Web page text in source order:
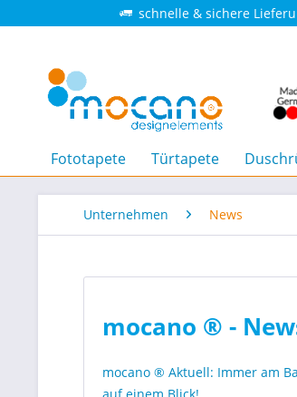
schnelle & sichere
Fototapete Türtapete
Unternehmen News
mocano ® -
mocano ® Aktuell: Immer am